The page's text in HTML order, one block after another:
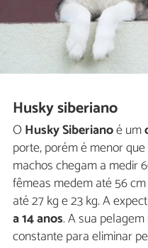
Husky siberiano
OHusky Siberianoé um
porte, porém é menor
machos chegam a medir
fêmeas medem até 56
até 27 kg e 23 kg. A
a 14 anos. A sua
constante para eliminar